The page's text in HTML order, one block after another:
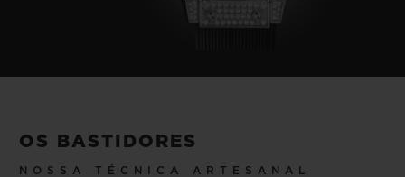
OS BASTIDORES
NOSSA TÉCNICA ARTESANAL